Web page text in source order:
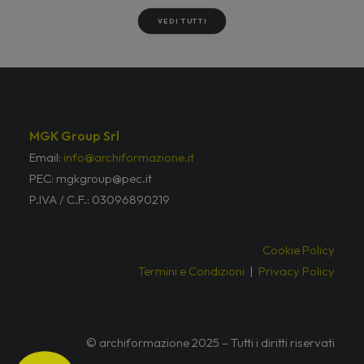
VEDI TUTTI
MGK Group Srl
Email: info@archiformazione.it
PEC: mgkgroup@pec.it
P.IVA / C.F.: 03096890219
Cookie Policy
Termini e Condizioni | Privacy Policy
© archiformazione 2025 – Tutti i diritti riservati